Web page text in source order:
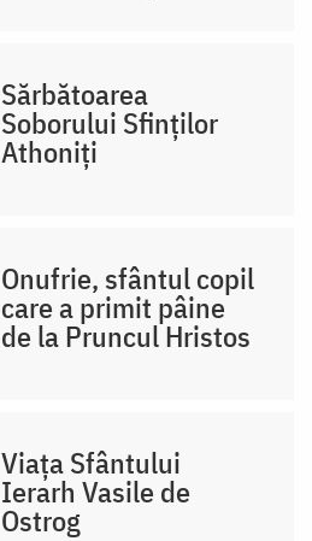
Sărbătoarea
Soborului Sfinților
Athoniți
Onufrie, sfântul copil
care a primit pâine
de la Pruncul Hristos
Viața Sfântului
Ierarh Vasile de
Ostrog